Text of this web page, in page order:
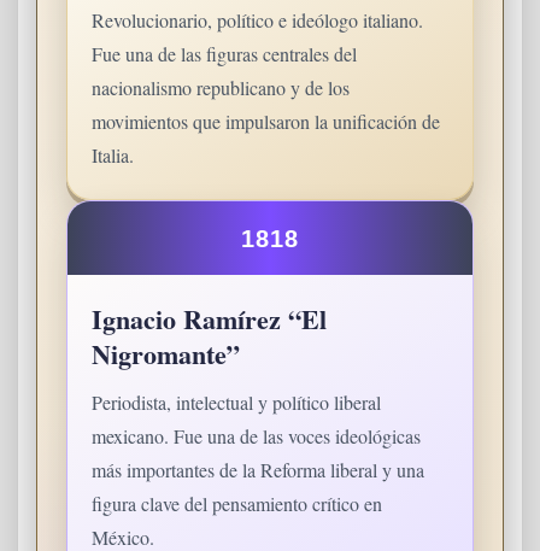
Revolucionario, político e ideólogo italiano.
Fue una de las figuras centrales del
nacionalismo republicano y de los
movimientos que impulsaron la unificación de
Italia.
1818
Ignacio Ramírez “El
Nigromante”
Periodista, intelectual y político liberal
mexicano. Fue una de las voces ideológicas
más importantes de la Reforma liberal y una
figura clave del pensamiento crítico en
México.